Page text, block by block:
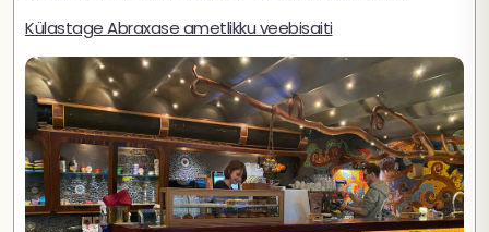
Külastage Abraxase ametlikku veebisaiti